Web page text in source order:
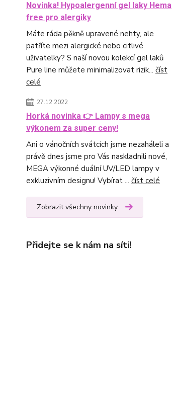
Novinka! Hypoalergenní gel laky Hema
free pro alergiky
Máte ráda pěkně upravené nehty, ale
patříte mezi alergické nebo citlivé
uživatelky? S naší novou kolekcí gel laků
Pure line můžete minimalizovat rizik... číst
celé
27.12.2022
Horká novinka 👉 Lampy s mega
výkonem za super ceny!
Ani o vánočních svátcích jsme nezaháleli a
právě dnes jsme pro Vás naskladnili nové,
MEGA výkonné duální UV/LED lampy v
exkluzivním designu! Vybírat ... číst celé
Zobrazit všechny novinky
Přidejte se k nám na síti!